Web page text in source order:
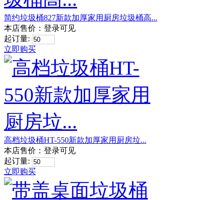
简约垃圾桶827新款加厚家用厨房垃圾桶高...
本店售价： 登录可见
起订量:
立即购买
高档垃圾桶HT-550新款加厚家用厨房垃...
本店售价： 登录可见
起订量:
立即购买